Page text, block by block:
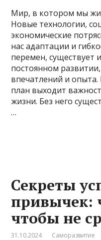
Мир, в котором мы
Новые технологии,
экономические
нас адаптации и
перемен, существует
постоянном
впечатлений и
план выходит
жизни. Без него
…
Секреты
привычек:
чтобы не
31.10.2024 Саморазвитие